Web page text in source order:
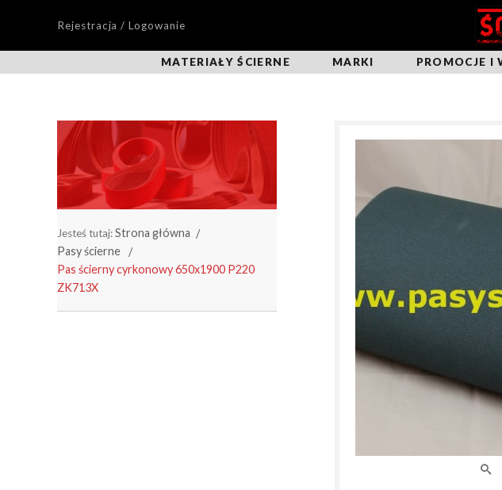
Rejestracja / Logowanie
MATERIAŁY ŚCIERNE MARKI PROMOCJE I
Jesteś tutaj:Strona główna
Pasy ścierne
Pas ścierny cyrkonowy 650x1900 P220
ZK713X